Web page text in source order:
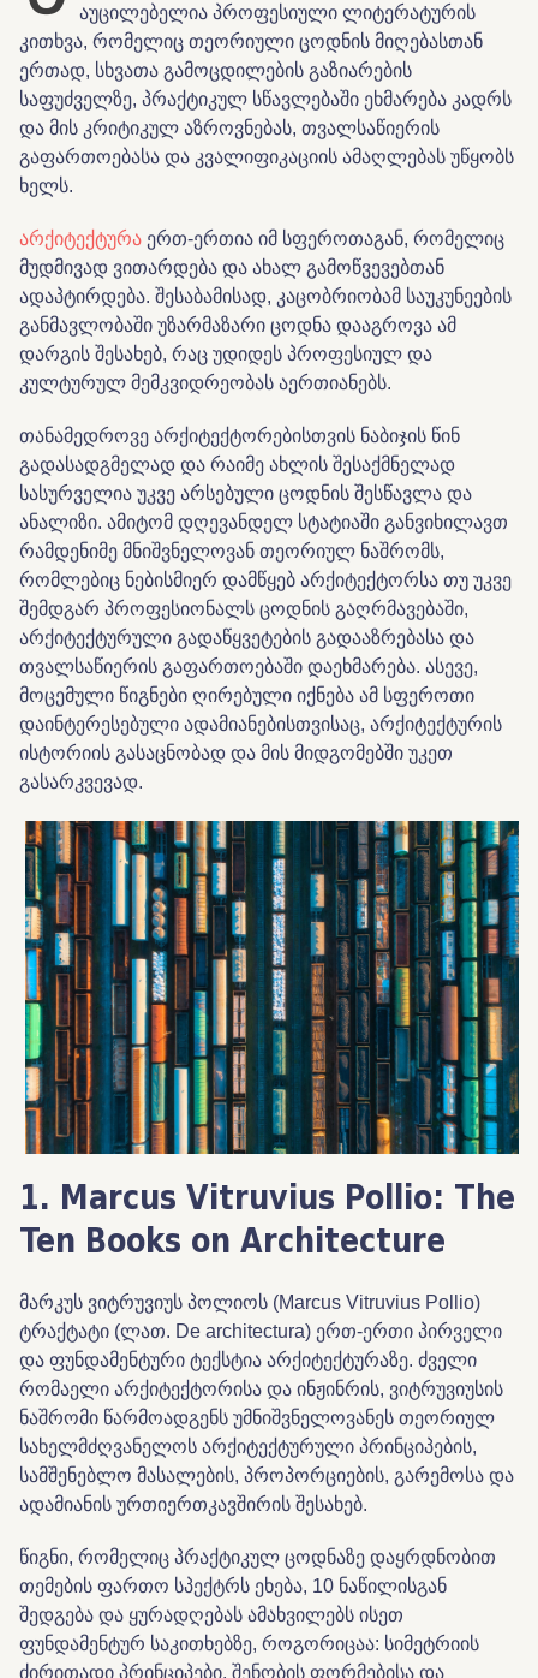
აუცილებელია პროფესიული ლიტერატურის
კითხვა, რომელიც თეორიული ცოდნის მიღებასთან
ერთად, სხვათა გამოცდილების გაზიარების
საფუძველზე, პრაქტიკულ სწავლებაში ეხმარება კადრს
და მის კრიტიკულ აზროვნებას, თვალსაწიერის
გაფართოებასა და კვალიფიკაციის ამაღლებას უწყობს
ხელს.
არქიტექტურა ერთ-ერთია იმ სფეროთაგან, რომელიც
მუდმივად ვითარდება და ახალ გამოწვევებთან
ადაპტირდება. შესაბამისად, კაცობრიობამ საუკუნეების
განმავლობაში უზარმაზარი ცოდნა დააგროვა ამ
დარგის შესახებ, რაც უდიდეს პროფესიულ და
კულტურულ მემკვიდრეობას აერთიანებს.
თანამედროვე არქიტექტორებისთვის ნაბიჯის წინ
გადასადგმელად და რაიმე ახლის შესაქმნელად
სასურველია უკვე არსებული ცოდნის შესწავლა და
ანალიზი. ამიტომ დღევანდელ სტატიაში განვიხილავთ
რამდენიმე მნიშვნელოვან თეორიულ ნაშრომს,
რომლებიც ნებისმიერ დამწყებ არქიტექტორსა თუ უკვე
შემდგარ პროფესიონალს ცოდნის გაღრმავებაში,
არქიტექტურული გადაწყვეტების გადააზრებასა და
თვალსაწიერის გაფართოებაში დაეხმარება. ასევე,
მოცემული წიგნები ღირებული იქნება ამ სფეროთი
დაინტერესებული ადამიანებისთვისაც, არქიტექტურის
ისტორიის გასაცნობად და მის მიდგომებში უკეთ
გასარკვევად.
1. Marcus Vitruvius Pollio: The
Ten Books on Architecture
მარკუს ვიტრუვიუს პოლიოს (Marcus Vitruvius Pollio)
ტრაქტატი (ლათ. De architectura) ერთ-ერთი პირველი
და ფუნდამენტური ტექსტია არქიტექტურაზე. ძველი
რომაელი არქიტექტორისა და ინჟინრის, ვიტრუვიუსის
ნაშრომი წარმოადგენს უმნიშვნელოვანეს თეორიულ
სახელმძღვანელოს არქიტექტურული პრინციპების,
სამშენებლო მასალების, პროპორციების, გარემოსა და
ადამიანის ურთიერთკავშირის შესახებ.
წიგნი, რომელიც პრაქტიკულ ცოდნაზე დაყრდნობით
თემების ფართო სპექტრს ეხება, 10 ნაწილისგან
შედგება და ყურადღებას ამახვილებს ისეთ
ფუნდამენტურ საკითხებზე, როგორიცაა: სიმეტრიის
ძირითადი პრინციპები, შენობის ფორმებისა და